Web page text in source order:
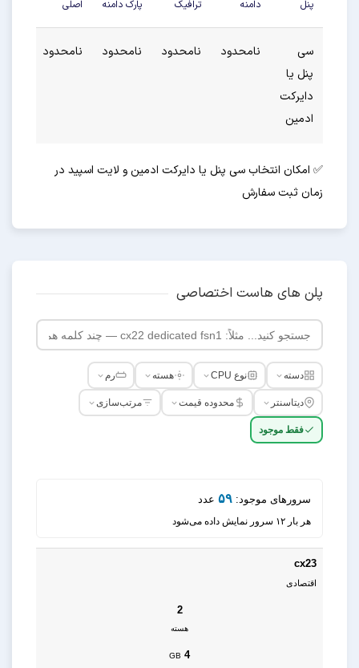
پنل
دامنه
ترافیک پارک دامنه
اصلی
سی
پنل یا
دایرکت
ادمین
نامحدود نامحدود نامحدود نامحدود
✅ امکان انتخاب سی پنل یا دایرکت ادمین و لایت اسپید در
زمان ثبت سفارش
پلن های هاست اختصاصی
دسته نوع CPU هسته رم
دیتاسنتر محدوده قیمت مرتب‌سازی
فقط موجود
سرورهای موجود: ۵۹ عدد
هر بار ۱۲ سرور نمایش داده می‌شود
cx23
اقتصادی
2
هسته
4
GB